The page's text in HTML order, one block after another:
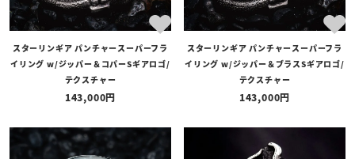
スターリンギア パンチャースーパーフラ
イリング w/ジッパー＆コパーSギアロゴ/
テクスチャー
143,000
スターリンギア パンチャースーパーフラ
イリング w/ジッパー＆ブラスSギアロゴ/
テクスチャー
143,000